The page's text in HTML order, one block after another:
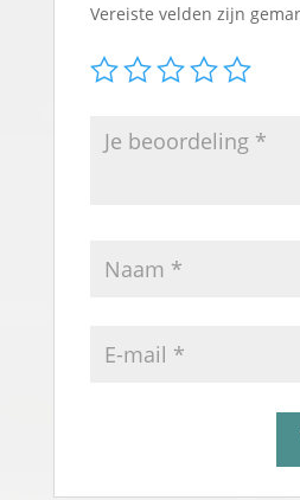
Vereiste velden zijn